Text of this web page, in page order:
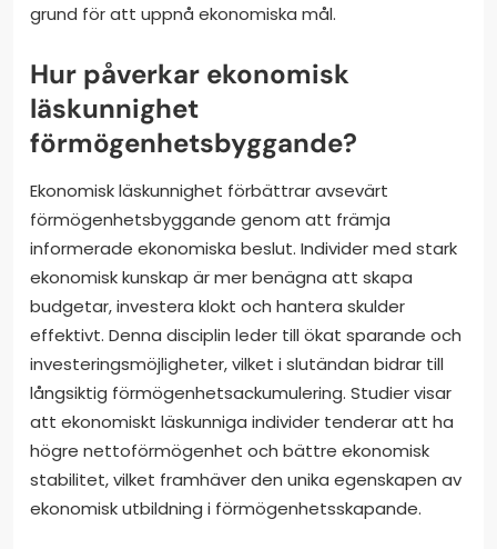
grund för att uppnå ekonomiska mål.
Hur påverkar ekonomisk
läskunnighet
förmögenhetsbyggande?
Ekonomisk läskunnighet förbättrar avsevärt
förmögenhetsbyggande genom att främja
informerade ekonomiska beslut. Individer med stark
ekonomisk kunskap är mer benägna att skapa
budgetar, investera klokt och hantera skulder
effektivt. Denna disciplin leder till ökat sparande och
investeringsmöjligheter, vilket i slutändan bidrar till
långsiktig förmögenhetsackumulering. Studier visar
att ekonomiskt läskunniga individer tenderar att ha
högre nettoförmögenhet och bättre ekonomisk
stabilitet, vilket framhäver den unika egenskapen av
ekonomisk utbildning i förmögenhetsskapande.